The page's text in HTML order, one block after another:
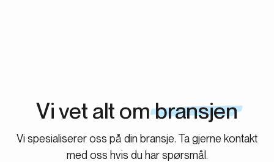
Vi vet alt ombransjen
Vi spesialiserer oss på din bransje. Ta gjerne kontakt
med oss hvis du har spørsmål.